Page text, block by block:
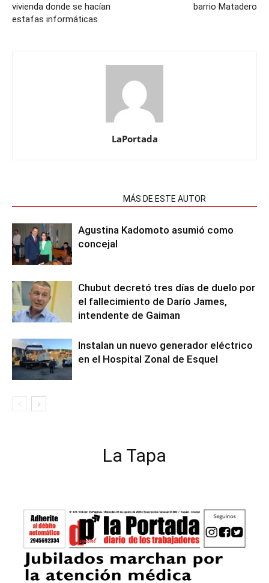
vivienda donde se hacían
estafas informáticas
barrio Matadero
LaPortada
MÁS DE ESTE AUTOR
Agustina Kadomoto asumió como
concejal
Chubut decretó tres días de duelo por
el fallecimiento de Darío James,
intendente de Gaiman
Instalan un nuevo generador eléctrico
en el Hospital Zonal de Esquel
La Tapa